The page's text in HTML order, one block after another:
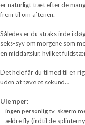
er naturligt træt efter de
frem til om aftenen.
Således er du straks inde i
seks-syv om morgene som
en middagslur, hvilket
Det hele får du tilmed til en
uden at tøve et sekund…
Ulemper:
– ingen personlig tv-skærm
– ældre fly (indtil de